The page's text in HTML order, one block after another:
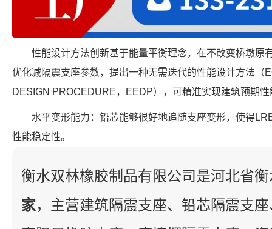
性能设计方法创新基于能量平衡理念，在不改变桥墩原
优化减隔震支座参数，提出一种无需迭代的性能设计方法（
DESIGN PROCEDURE，EEDP），可精准实现建筑预期
水平变形能力：铅芯能够很好地追随支座变形，使得
性能稳定性。
衡水双林橡胶制品有限公司是河北省
家，主营建筑隔震支座、铅芯隔震支